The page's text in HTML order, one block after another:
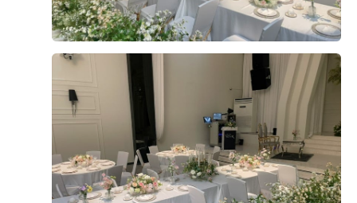
요한 것만 잘 알려주셔서 너무 좋았습니다 만족X100
더 보기
후기가 도움이 되었나요? 0
함희빈, 여건녕 시식후기
2025-09-08 131명 읽음